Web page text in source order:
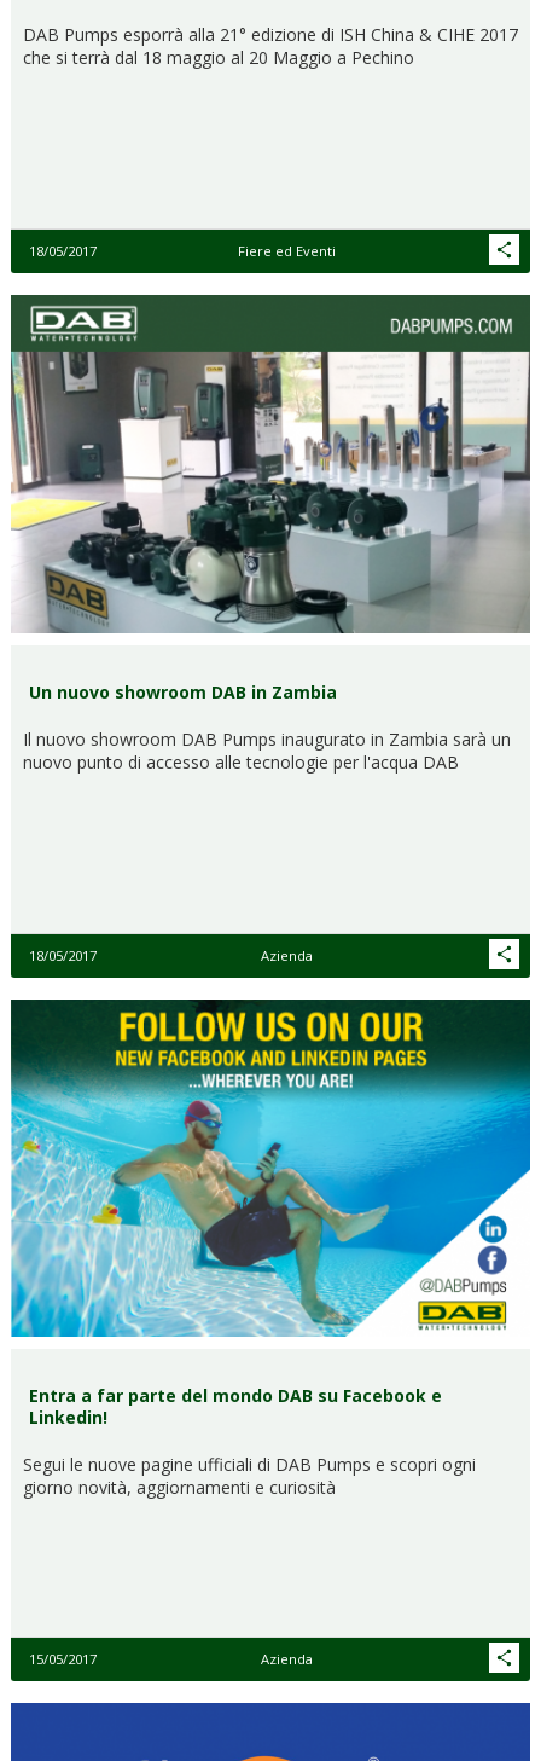
DAB Pumps esporrà alla 21° edizione di ISH China & CIHE 2017
che si terrà dal 18 maggio al 20 Maggio a Pechino
18/05/2017 Fiere ed Eventi
Un nuovo showroom DAB in Zambia
Il nuovo showroom DAB Pumps inaugurato in Zambia sarà un
nuovo punto di accesso alle tecnologie per l'acqua DAB
18/05/2017 Azienda
Entra a far parte del mondo DAB su Facebook e
Linkedin!
Segui le nuove pagine ufficiali di DAB Pumps e scopri ogni
giorno novità, aggiornamenti e curiosità
15/05/2017 Azienda